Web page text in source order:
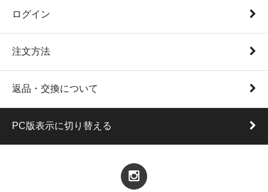
ログイン
注文方法
返品・交換について
PC版表示に切り替える